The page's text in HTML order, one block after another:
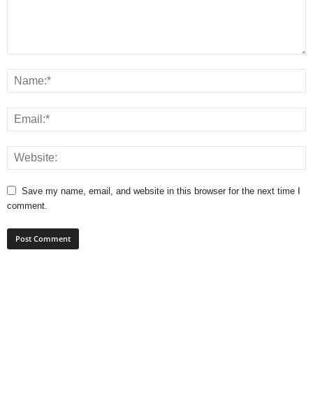
Save my name, email, and website in this browser for the next time I
comment.